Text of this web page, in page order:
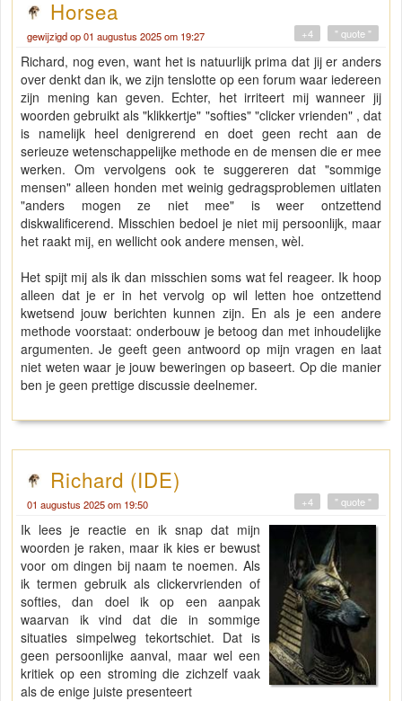
Horsea
gewijzigd op 01 augustus 2025 om 19:27 " quote "
+4
Richard, nog even, want het is natuurlijk prima dat jij er anders
over denkt dan ik, we zijn tenslotte op een forum waar iedereen
zijn mening kan geven. Echter, het irriteert mij wanneer jij
woorden gebruikt als "klikkertje" "softies" "clicker vrienden" , dat
is namelijk heel denigrerend en doet geen recht aan de
serieuze wetenschappelijke methode en de mensen die er mee
werken. Om vervolgens ook te suggereren dat "sommige
mensen" alleen honden met weinig gedragsproblemen uitlaten
"anders mogen ze niet mee" is weer ontzettend
diskwalificerend. Misschien bedoel je niet mij persoonlijk, maar
het raakt mij, en wellicht ook andere mensen, wèl.
Het spijt mij als ik dan misschien soms wat fel reageer. Ik hoop
alleen dat je er in het vervolg op wil letten hoe ontzettend
kwetsend jouw berichten kunnen zijn. En als je een andere
methode voorstaat: onderbouw je betoog dan met inhoudelijke
argumenten. Je geeft geen antwoord op mijn vragen en laat
niet weten waar je jouw beweringen op baseert. Op die manier
ben je geen prettige discussie deelnemer.
Richard (IDE)
01 augustus 2025 om 19:50 " quote "
+4
Ik lees je reactie en ik snap dat mijn
woorden je raken, maar ik kies er bewust
voor om dingen bij naam te noemen. Als
ik termen gebruik als clickervrienden of
softies, dan doel ik op een aanpak
waarvan ik vind dat die in sommige
situaties simpelweg tekortschiet. Dat is
geen persoonlijke aanval, maar wel een
kritiek op een stroming die zichzelf vaak
als de enige juiste presenteert